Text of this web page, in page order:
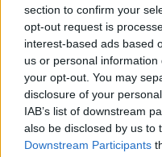
section to confirm your
opt-out request is
interest-based ads based
us or personal
your opt-out. You may
disclosure of your
IAB’s list of downstream
also be disclosed by us to
Downstream Participants
niohundra900 4
6 juni Trådstartare
jaka54 skrev: